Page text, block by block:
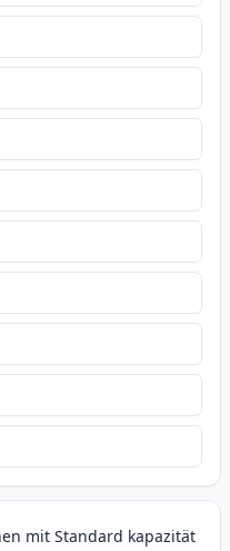
mit Standard kapazität